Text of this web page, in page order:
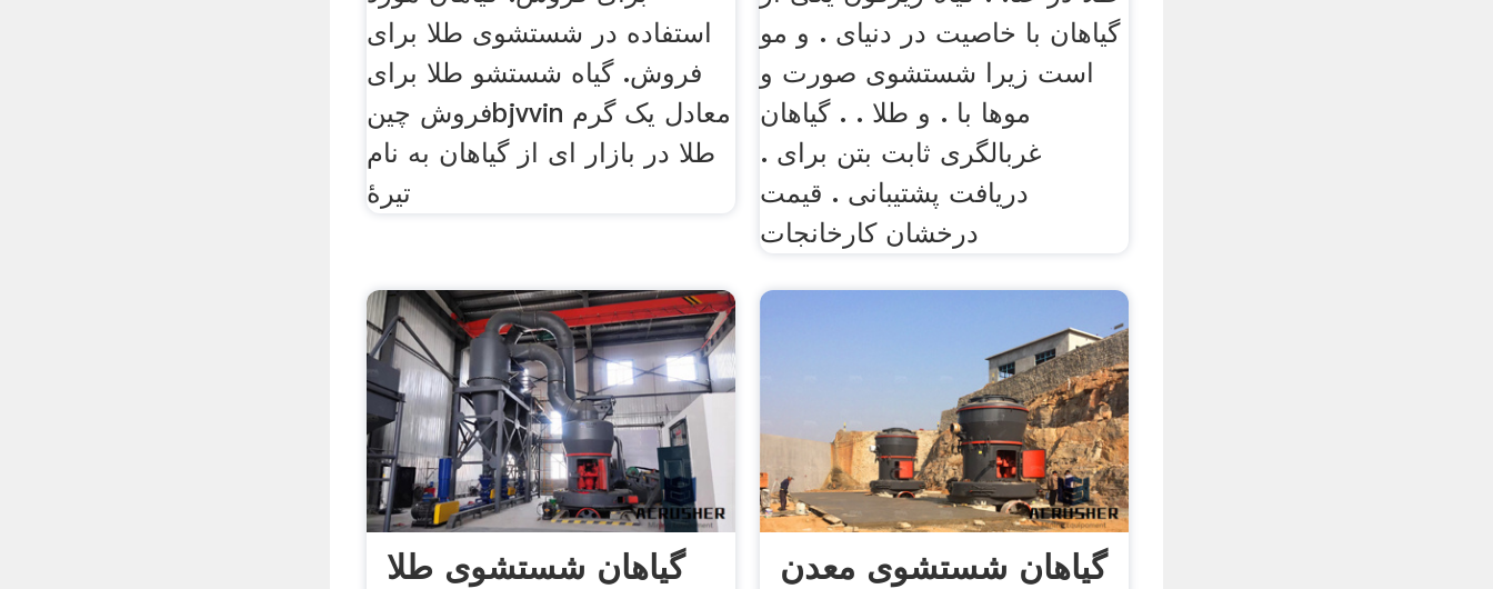
استفاده در شستشوی طلا برای
فروش. گیاه شستشو طلا برای
فروش چینbjvvin معادل یک گرم
طلا در بازار ای از گیاهان به نام
تیرهٔ
گیاهان با خاصیت در دنیای . و مو
است زیرا شستشوی صورت و
موها با . و طلا . . گیاهان
غربالگری ثابت بتن برای .
دریافت پشتیبانی . قیمت
درخشان کارخانجات
گیاهان شستشوی طلا
گیاهان شستشوی معدن